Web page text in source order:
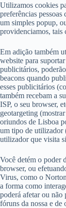
Utilizamos cookies
preferências
um simples popup,
providenciamos, tais
Em adição também
website para
publicitários,
beacons quando
esses publicitários
também recebam a
ISP, o seu browser,
geotargeting
oriundos de Lisboa
um tipo de utilizador
utilizador que visita
Você detém o poder
browser, ou
Virus, como o
a forma como
poderá afetar ou não
fóruns da nossa e de